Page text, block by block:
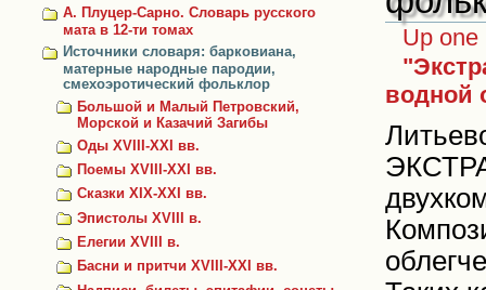
А. Плуцер-Сарно. Словарь русского
мата в 12-ти томах
Источники словаря: барковиана,
матерные народные пародии,
смехоэротический фольклор
Большой и Малый Петровский,
Морской и Казачий Загибы
Оды XVIII-XXI вв.
Поемы XVIII-XXI вв.
Сказки ХIХ-XXI вв.
Эпистолы XVIII в.
Елегии XVIII в.
Басни и притчи XVIII-ХХI вв.
Up one
водной